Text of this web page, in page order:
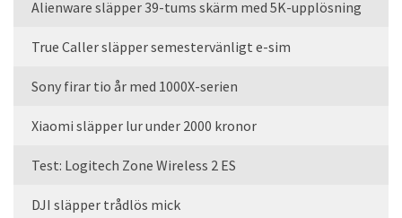
Alienware släpper 39-tums skärm med 5K-upplösning
True Caller släpper semestervänligt e-sim
Sony firar tio år med 1000X-serien
Xiaomi släpper lur under 2000 kronor
Test: Logitech Zone Wireless 2 ES
DJI släpper trådlös mick